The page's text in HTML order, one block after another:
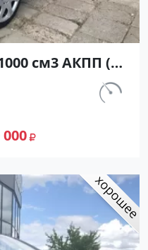
см3 АКПП (68
в
Красный
300000
на сайте
км.
000